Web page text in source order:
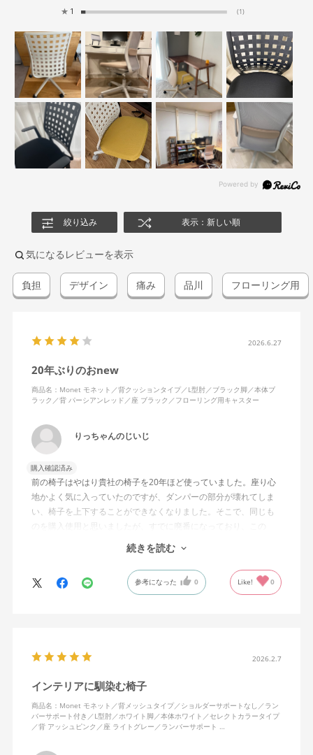
★ 1 (1)
絞り込み 表示：新しい順
気になるレビューを表示
負担 デザイン 痛み 品川 フローリング用
2026.6.27
20年ぶりのおnew
商品名：Monet モネット／背クッションタイプ／L型肘／ブラック脚／本体ブ
ラック／背 パーシアンレッド／座 ブラック／フローリング用キャスター
りっちゃんのじいじ
購入確認済み
前の椅子はやはり貴社の椅子を20年ほど使っていました。座り心
地かよく気に入っていたのですが、ダンパーの部分が壊れてしま
い、椅子を上下することができなくなりました。そこで、同じも
のを購入使用と思いましたが、すでに廃番になっており、この
MonEtを購入しました。やや固めの椅子ですが、使っているうち
になじんでくるのではと思っています。フローリング床で使って
いますが、ややキャスターがよく動きすぎるのが難点でしょう
か。
続きを読む
参考になった 0 Like! 0
2026.2.7
インテリアに馴染む椅子
商品名：Monet モネット／背メッシュタイプ／ショルダーサポートなし／ラン
バーサポート付き／L型肘／ホワイト脚／本体ホワイト／セレクトカラータイプ
／背 アッシュピンク／座 ライトグレー／ランバーサポート …